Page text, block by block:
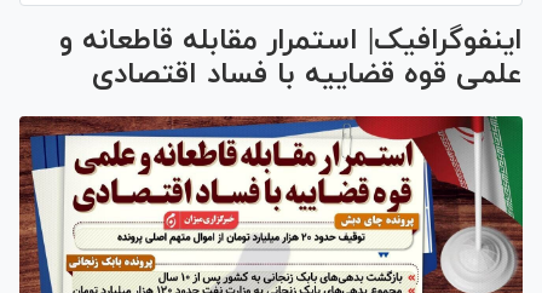
اینفوگرافیک| استمرار مقابله قاطعانه و
علمی قوه قضاییه با فساد اقتصادی